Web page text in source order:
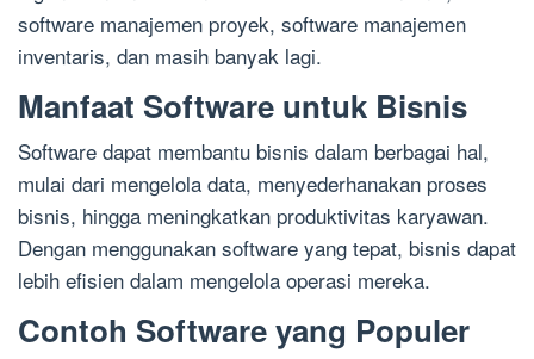
software manajemen proyek, software manajemen
inventaris, dan masih banyak lagi.
Manfaat Software untuk Bisnis
Software dapat membantu bisnis dalam berbagai hal,
mulai dari mengelola data, menyederhanakan proses
bisnis, hingga meningkatkan produktivitas karyawan.
Dengan menggunakan software yang tepat, bisnis dapat
lebih efisien dalam mengelola operasi mereka.
Contoh Software yang Populer